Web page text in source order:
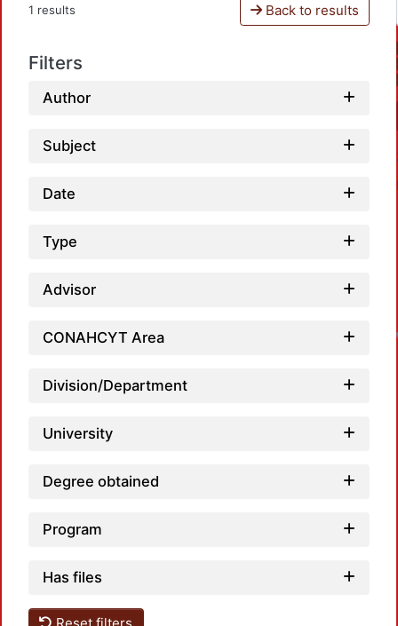
1 results Back to results
Filters
Author
Subject
Date
Type
Advisor
CONAHCYT Area
Division/Department
University
Degree obtained
Program
Has files